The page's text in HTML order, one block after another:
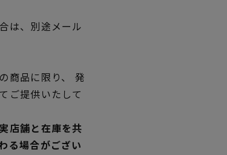
は、別途メール
商品に限り、 発
ご提供いたして
店舗と在庫を共
る場合がござい